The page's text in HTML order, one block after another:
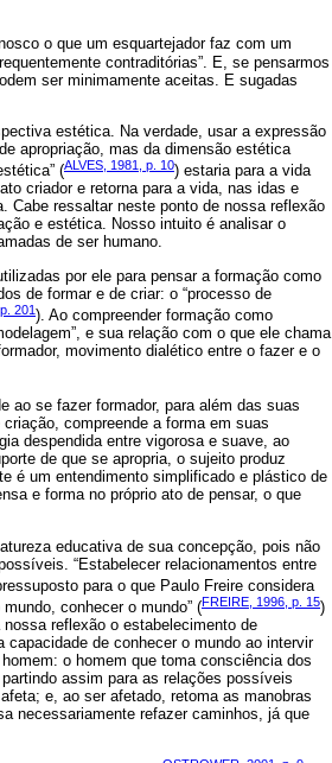
o que um esquartejador faz com um
contraditórias”. E, se pensarmos
ser minimamente aceitas. E sugadas
estética. Na verdade, usar a expressão
apropriação, mas da dimensão estética
(ALVES, 1981, p. 10) estaria para a vida
criador e retorna para a vida, nas idas e
Cabe ressaltar neste ponto de nossa reflexão
e estética. Nosso intuito é analisar o
de ser humano.
por ele para pensar a formação como
de formar e de criar: o “processo de
201). Ao compreender formação como
e sua relação com o que ele chama
movimento dialético entre o fazer e o
ao se fazer formador, para além das suas
compreende a forma em suas
despendida entre vigorosa e suave, ao
de que se apropria, o sujeito produz
é um entendimento simplificado e plástico de
e forma no próprio ato de pensar, o que
educativa de sua concepção, pois não
“Estabelecer relacionamentos entre
para o que Paulo Freire considera
conhecer o mundo” (FREIRE, 1996, p. 15)
reflexão o estabelecimento de
de conhecer o mundo ao intervir
o homem que toma consciência dos
assim para as relações possíveis
e, ao ser afetado, retoma as manobras
necessariamente refazer caminhos, já que